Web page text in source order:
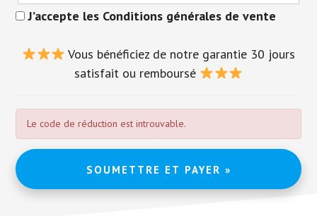
ter rte de st barthelemy 76930 octeville sur
l’adresse suivantecontact@arcoptimizer.com . Est
considérée comme « Client » toute personne
learn.arcoptimizer.comune commande validée
via la plateforme de paiement sécurisée. Le Client
reconnaît que, préalablement à toute commande,
il a bénéficié des informations et des conseils
suffisants de la part de
lui permettant de s’assurer de l’adéquation de
J’accepte les Conditions générales de vente
Vous bénéficiez de notre garantie 30 jours
satisfait ou remboursé
Le code de réduction est introuvable.